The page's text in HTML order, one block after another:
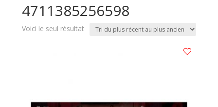
4711385256598
Voici le seul résultat